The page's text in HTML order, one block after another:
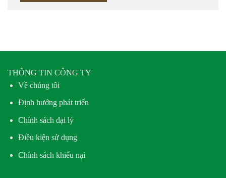
THÔNG TIN CÔNG TY
Về chúng tôi
Định hướng phát triển
Chính sách đại lý
Điều kiện sử dụng
Chính sách khiếu nại